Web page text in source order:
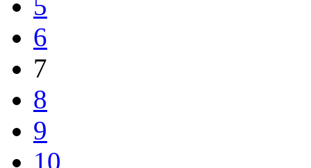
6
7
8
9
10